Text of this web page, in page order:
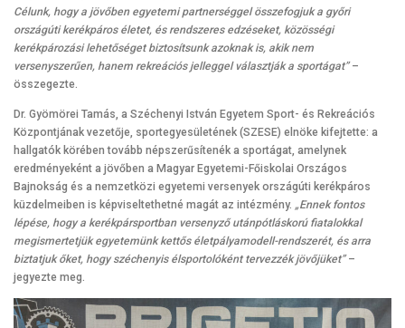
Célunk, hogy a jövőben egyetemi partnerséggel összefogjuk a győri
országúti kerékpáros életet, és rendszeres edzéseket, közösségi
kerékpározási lehetőséget biztosítsunk azoknak is, akik nem
versenyszerűen, hanem rekreációs jelleggel választják a sportágat”–
összegezte.
Dr. Gyömörei Tamás, a Széchenyi István Egyetem Sport- és Rekreációs
Központjának vezetője, sportegyesületének (SZESE) elnöke kifejtette: a
hallgatók körében tovább népszerűsítenék a sportágat, amelynek
eredményeként a jövőben a Magyar Egyetemi-Főiskolai Országos
Bajnokság és a nemzetközi egyetemi versenyek országúti kerékpáros
küzdelmeiben is képviseltethetné magát az intézmény. „Ennek fontos
lépése, hogy a kerékpársportban versenyző utánpótláskorú fiatalokkal
megismertetjük egyetemünk kettős életpályamodell-rendszerét, és arra
biztatjuk őket, hogy széchenyis élsportolóként tervezzék jövőjüket”–
jegyezte meg.